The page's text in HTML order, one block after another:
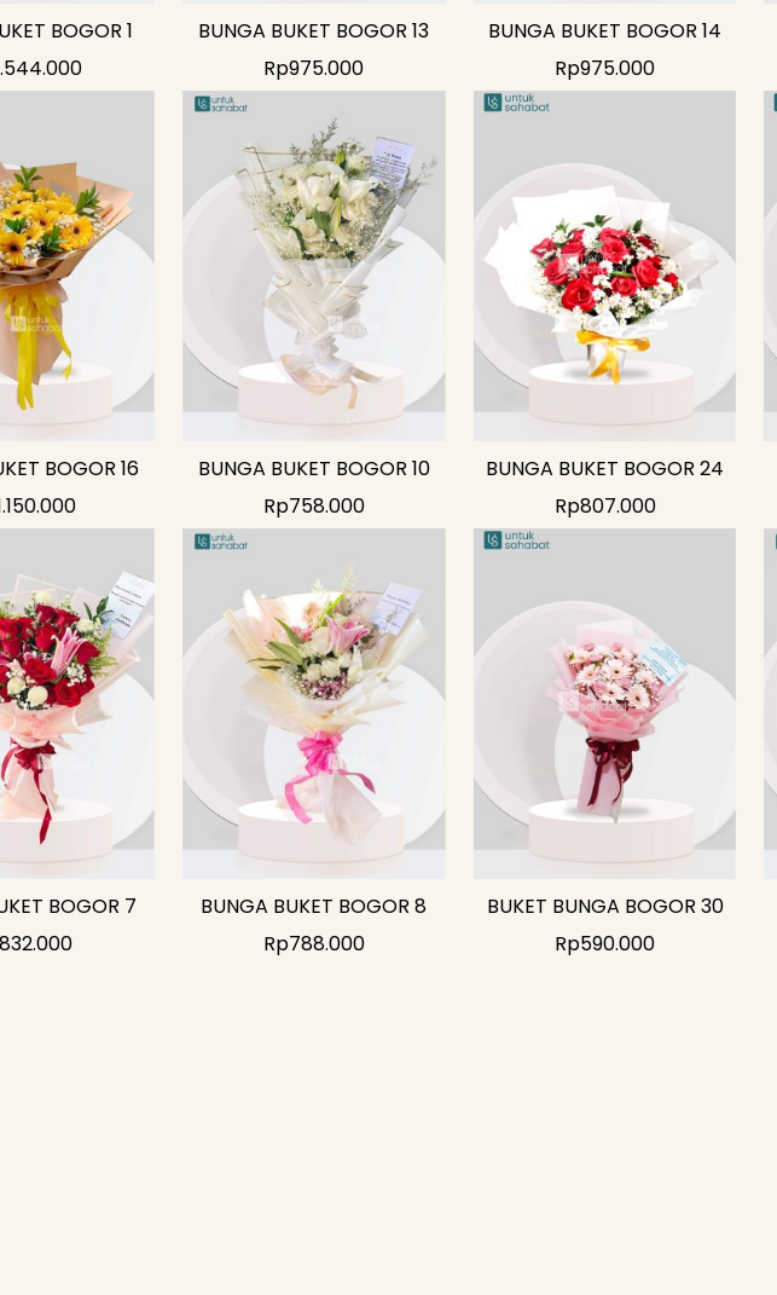
BOGOR 1
BUNGA BUKET BOGOR 13
Rp975.000
BUNGA BUKET BOGOR 14
Rp975.000
BOGOR 16
BUNGA BUKET BOGOR 10
Rp758.000
BUNGA BUKET BOGOR 24
Rp807.000
BOGOR 7
832.000
BUNGA BUKET BOGOR 8
Rp788.000
BUKET BUNGA BOGOR 30
Rp590.000